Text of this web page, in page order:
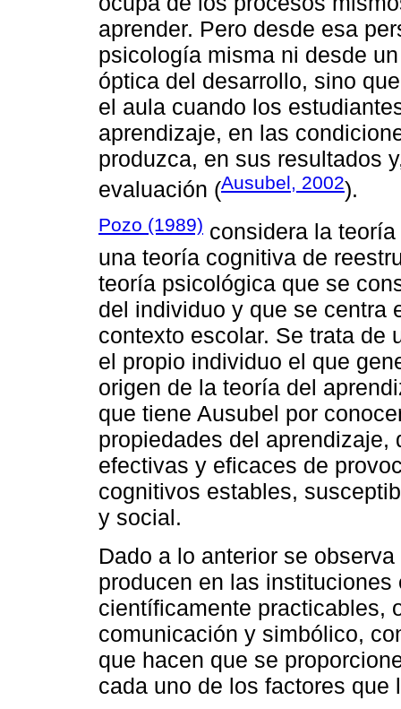
aprender. Pero desde esa
psicología misma ni desde
óptica del desarrollo, sino
el aula cuando los
aprendizaje, en las
produzca, en sus resultados
evaluación (Ausubel, 2002).
Pozo (1989) considera la
una teoría cognitiva de
teoría psicológica que se
del individuo y que se centra
contexto escolar. Se trata de
el propio individuo el que
origen de la teoría del
que tiene Ausubel por
propiedades del aprendizaje,
efectivas y eficaces de
cognitivos estables,
y social.
Dado a lo anterior se
producen en las
científicamente practicables,
comunicación y simbólico,
que hacen que se
cada uno de los factores